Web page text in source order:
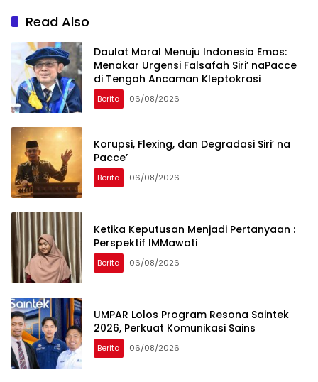
Read Also
Daulat Moral Menuju Indonesia Emas:
Menakar Urgensi Falsafah Siri’ naPacce
di Tengah Ancaman Kleptokrasi
Berita 06/08/2026
Korupsi, Flexing, dan Degradasi Siri’ na
Pacce’
Berita 06/08/2026
Ketika Keputusan Menjadi Pertanyaan :
Perspektif IMMawati
Berita 06/08/2026
UMPAR Lolos Program Resona Saintek
2026, Perkuat Komunikasi Sains
Berita 06/08/2026